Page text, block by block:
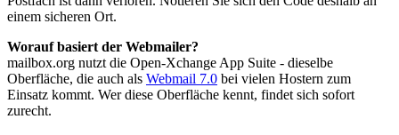
einem sicheren Ort.
Worauf basiert der Webmailer?
mailbox.org nutzt die Open-Xchange App Suite - dieselbe
Oberfläche, die auch als Webmail 7.0 bei vielen Hostern zum
Einsatz kommt. Wer diese Oberfläche kennt, findet sich sofort
zurecht.